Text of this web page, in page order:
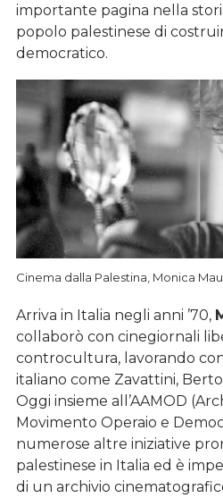
importante pagina nella
popolo palestinese di
democratico.
Cinema dalla Palestina, Monica
Arriva in Italia negli anni ’70,
collaborò con cinegiornali
controcultura, lavorando
italiano come Zavattini,
Oggi insieme all’AAMOD
Movimento Operaio e
numerose altre iniziative
palestinese in Italia ed è
di un archivio